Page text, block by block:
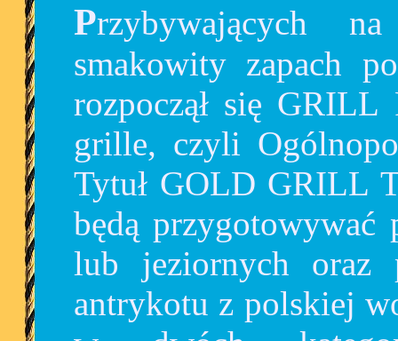
Przybywających na FREE TIME przywita
smakowity zapach
rozpoczął się
grille, czyli
Tytuł GOLD GRILL
będą przygotowywać
lub jeziornych oraz
antrykotu z polskiej